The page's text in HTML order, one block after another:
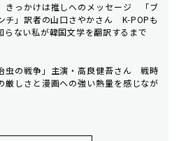
きっかけは推しへのメッセージ 「ブ
チ」訳者の山口さやかさん K-POPも
らない私が韓国文学を翻訳するまで
虫の戦争」主演・高良健吾さん 戦時
厳しさと漫画への強い熱量を感じなが